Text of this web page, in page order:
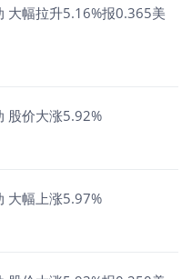
大幅拉升5.16%报0.365美
股价大涨5.92%
大幅上涨5.97%